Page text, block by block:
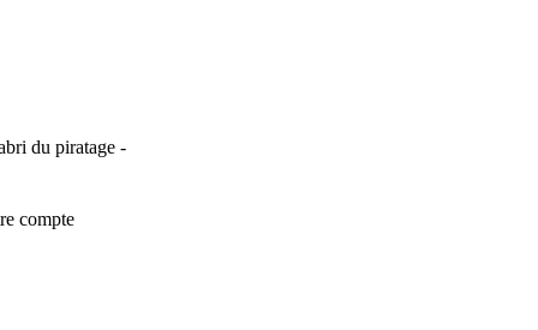
du piratage -
compte